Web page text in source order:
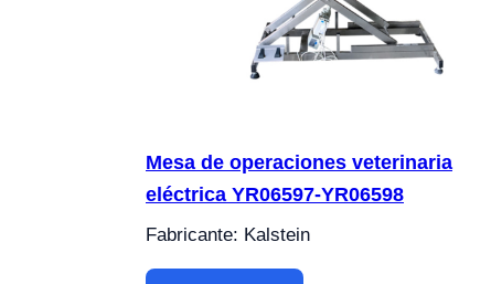
Mesa de operaciones veterinaria
eléctrica YR06597-YR06598
Fabricante: Kalstein